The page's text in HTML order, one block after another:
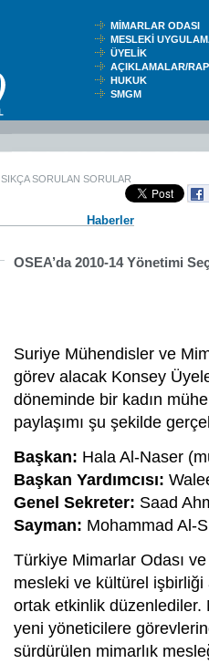
MİMARLAR ODASI
MESLEKİ
ÜYELİK
AÇIKLAMALAR/
HUKUK
SMGM
SIKÇA SORULAN SORULAR
Haberler
OSEA’da 2010-14 Yönetimi
Suriye Mühendisler ve
görev alacak Konsey
döneminde bir kadın
paylaşımı şu şekilde
Başkan: Hala Al-Naser
Başkan Yardımcısı:
Genel Sekreter: Saad
Sayman: Mohammad Al-
Türkiye Mimarlar Odası
mesleki ve kültürel
ortak etkinlik düzenlediler.
yeni yöneticilere
sürdürülen mimarlık